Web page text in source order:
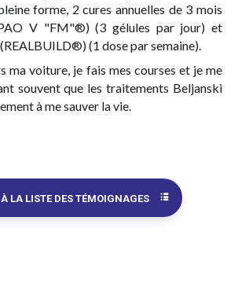
forme, 2 cures annuelles de 3 mois
V "FM"®)(3 gélules par jour) et
(REALBUILD®)(1 dose par semaine).
ma voiture, je fais mes courses et je me
souvent que les traitements Beljanski
à me sauver la vie.
À LA LISTE DES TÉMOIGNAGES